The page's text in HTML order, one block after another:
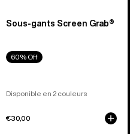
Sous-gants Screen Grab®
60% Off
Disponible en 2 couleurs
€30,00